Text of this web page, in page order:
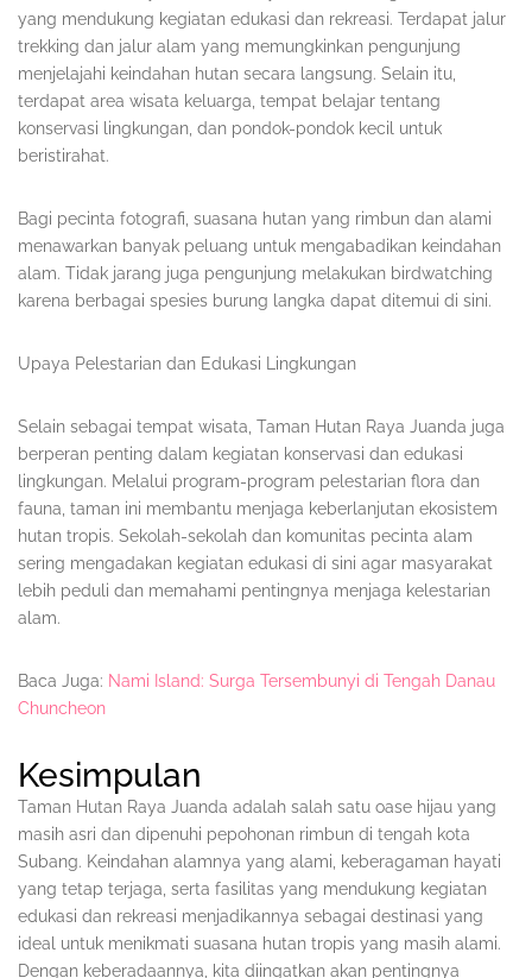
yang mendukung kegiatan edukasi dan rekreasi. Terdapat jalur
trekking dan jalur alam yang memungkinkan pengunjung
menjelajahi keindahan hutan secara langsung. Selain itu,
terdapat area wisata keluarga, tempat belajar tentang
konservasi lingkungan, dan pondok-pondok kecil untuk
beristirahat.
Bagi pecinta fotografi, suasana hutan yang rimbun dan alami
menawarkan banyak peluang untuk mengabadikan keindahan
alam. Tidak jarang juga pengunjung melakukan birdwatching
karena berbagai spesies burung langka dapat ditemui di sini.
Upaya Pelestarian dan Edukasi Lingkungan
Selain sebagai tempat wisata, Taman Hutan Raya Juanda juga
berperan penting dalam kegiatan konservasi dan edukasi
lingkungan. Melalui program-program pelestarian flora dan
fauna, taman ini membantu menjaga keberlanjutan ekosistem
hutan tropis. Sekolah-sekolah dan komunitas pecinta alam
sering mengadakan kegiatan edukasi di sini agar masyarakat
lebih peduli dan memahami pentingnya menjaga kelestarian
alam.
Baca Juga: Nami Island: Surga Tersembunyi di Tengah Danau
Chuncheon
Kesimpulan
Taman Hutan Raya Juanda adalah salah satu oase hijau yang
masih asri dan dipenuhi pepohonan rimbun di tengah kota
Subang. Keindahan alamnya yang alami, keberagaman hayati
yang tetap terjaga, serta fasilitas yang mendukung kegiatan
edukasi dan rekreasi menjadikannya sebagai destinasi yang
ideal untuk menikmati suasana hutan tropis yang masih alami.
Dengan keberadaannya, kita diingatkan akan pentingnya